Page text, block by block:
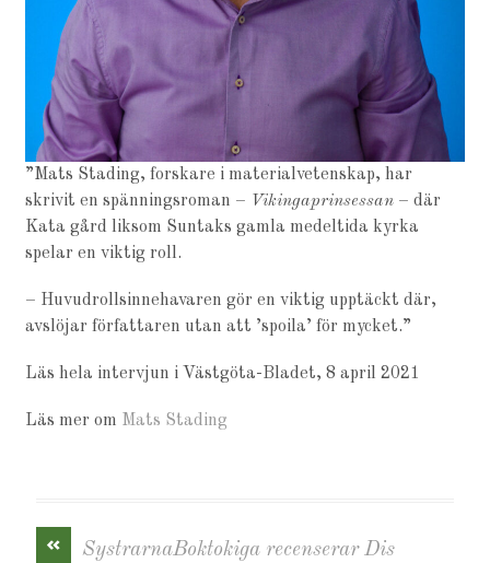
”Mats Stading, forskare i materialvetenskap, har
skrivit en spänningsroman – Vikingaprinsessan – där
Kata gård liksom Suntaks gamla medeltida kyrka
spelar en viktig roll.
– Huvudrollsinnehavaren gör en viktig upptäckt där,
avslöjar författaren utan att ’spoila’ för mycket.”
Läs hela intervjun i Västgöta-Bladet, 8 april 2021
Läs mer om Mats Stading
« SystrarnaBoktokiga recenserar Dis